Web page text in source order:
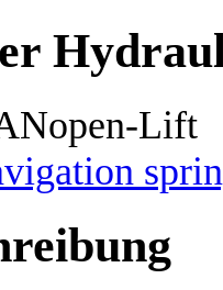
Lift